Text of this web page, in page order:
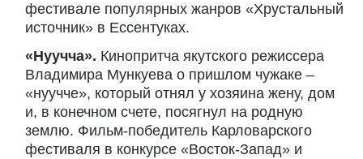
фестивале популярных жанров «Хрустальный
источник» в Ессентуках.
«Нуучча». Кинопритча якутского режиссера
Владимира Мункуева о пришлом чужаке –
«нуучче», который отнял у хозяина жену, дом
и, в конечном счете, посягнул на родную
землю. Фильм-победитель Карловарского
фестиваля в конкурсе «Восток-Запад» и